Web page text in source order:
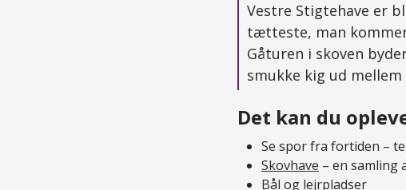
Vestre Stigtehave er
tætteste, man
Gåturen i skoven
smukke kig ud
Det kan du
Se spor fra fortiden –
Skovhave – en samling
Bål og lejrpladser